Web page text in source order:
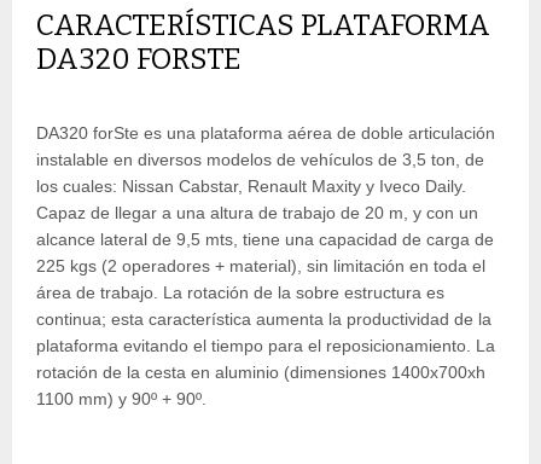
CARACTERÍSTICAS PLATAFORMA
DA320 FORSTE
DA320 forSte es una plataforma aérea de doble articulación
instalable en diversos modelos de vehículos de 3,5 ton, de
los cuales: Nissan Cabstar, Renault Maxity y Iveco Daily.
Capaz de llegar a una altura de trabajo de 20 m, y con un
alcance lateral de 9,5 mts, tiene una capacidad de carga de
225 kgs (2 operadores + material), sin limitación en toda el
área de trabajo. La rotación de la sobre estructura es
continua; esta característica aumenta la productividad de la
plataforma evitando el tiempo para el reposicionamiento. La
rotación de la cesta en aluminio (dimensiones 1400x700xh
1100 mm) y 90º + 90º.